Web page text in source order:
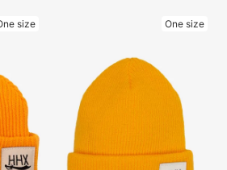
size One size